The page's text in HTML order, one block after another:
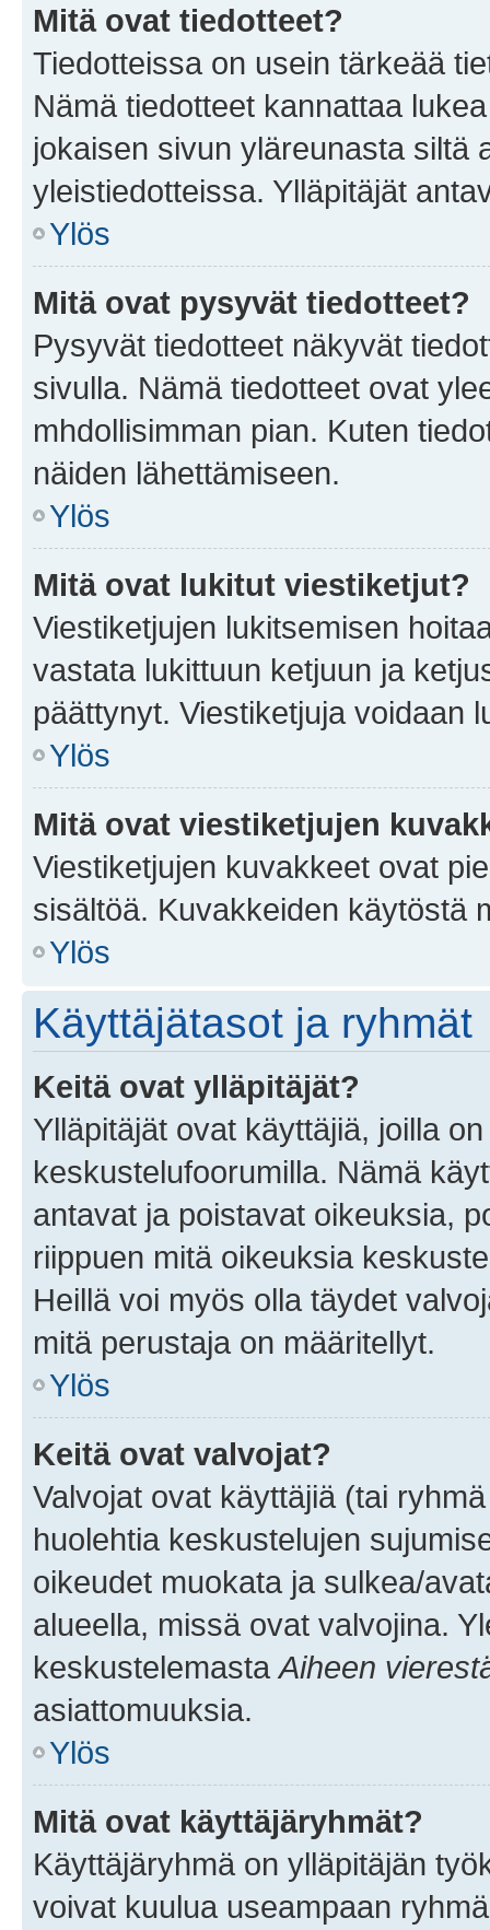
Mitä ovat tiedotteet?
Tiedotteissa on usein tärkeää
Nämä tiedotteet kannattaa
jokaisen sivun yläreunasta siltä
yleistiedotteissa. Ylläpitäjät
Ylös
Mitä ovat pysyvät tiedotteet?
Pysyvät tiedotteet näkyvät
sivulla. Nämä tiedotteet ovat
mhdollisimman pian. Kuten
näiden lähettämiseen.
Ylös
Mitä ovat lukitut viestiketjut?
Viestiketjujen lukitsemisen
vastata lukittuun ketjuun ja
päättynyt. Viestiketjuja voidaan
Ylös
Mitä ovat viestiketjujen
Viestiketjujen kuvakkeet ovat
sisältöä. Kuvakkeiden käytöstä
Ylös
Käyttäjätasot ja ryhmät
Keitä ovat ylläpitäjät?
Ylläpitäjät ovat käyttäjiä, joilla
keskustelufoorumilla. Nämä
antavat ja poistavat oikeuksia,
riippuen mitä oikeuksia
Heillä voi myös olla täydet
mitä perustaja on määritellyt.
Ylös
Keitä ovat valvojat?
Valvojat ovat käyttäjiä (tai
huolehtia keskustelujen
oikeudet muokata ja sulkea/
alueella, missä ovat valvojina.
keskustelemasta Aiheen
asiattomuuksia.
Ylös
Mitä ovat käyttäjäryhmät?
Käyttäjäryhmä on ylläpitäjän
voivat kuulua useampaan